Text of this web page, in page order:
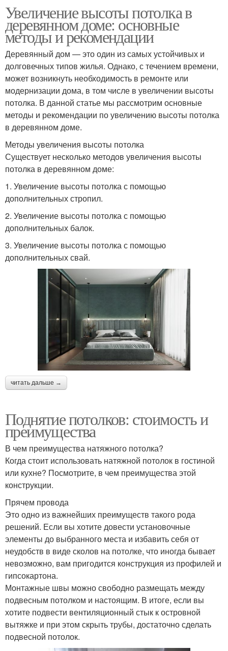
Увеличение высоты потолка в
деревянном доме: основные
методы и рекомендации
Деревянный дом — это один из самых устойчивых и
долговечных типов жилья. Однако, с течением времени,
может возникнуть необходимость в ремонте или
модернизации дома, в том числе в увеличении высоты
потолка. В данной статье мы рассмотрим основные
методы и рекомендации по увеличению высоты потолка
в деревянном доме.
Методы увеличения высоты потолка
Существует несколько методов увеличения высоты
потолка в деревянном доме:
1. Увеличение высоты потолка с помощью
дополнительных стропил.
2. Увеличение высоты потолка с помощью
дополнительных балок.
3. Увеличение высоты потолка с помощью
дополнительных свай.
читать дальше →
Поднятие потолков: стоимость и
преимущества
В чем преимущества натяжного потолка?
Когда стоит использовать натяжной потолок в гостиной
или кухне? Посмотрите, в чем преимущества этой
конструкции.
Прячем провода
Это одно из важнейших преимуществ такого рода
решений. Если вы хотите довести установочные
элементы до выбранного места и избавить себя от
неудобств в виде сколов на потолке, что иногда бывает
невозможно, вам пригодится конструкция из профилей и
гипсокартона.
Монтажные швы можно свободно размещать между
подвесным потолком и настоящим. В итоге, если вы
хотите подвести вентиляционный стык к островной
вытяжке и при этом скрыть трубы, достаточно сделать
подвесной потолок.